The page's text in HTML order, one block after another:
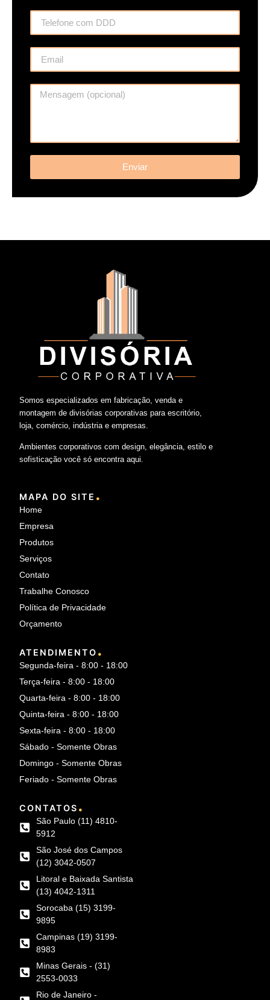
Enviar
Somos especializados em fabricação, venda e
montagem de divisórias corporativas para escritório,
loja, comércio, indústria e empresas.
Ambientes corporativos com design, elegância, estilo e
sofisticação você só encontra aqui.
MAPA DO SITE .
Home
Empresa
Produtos
Serviços
Contato
Trabalhe Conosco
Política de Privacidade
Orçamento
ATENDIMENTO .
Segunda-feira - 8:00 - 18:00
Terça-feira - 8:00 - 18:00
Quarta-feira - 8:00 - 18:00
Quinta-feira - 8:00 - 18:00
Sexta-feira - 8:00 - 18:00
Sábado - Somente Obras
Domingo - Somente Obras
Feriado - Somente Obras
CONTATOS .
São Paulo (11) 4810-
5912
São José dos Campos
(12) 3042-0507
Litoral e Baixada Santista
(13) 4042-1311
Sorocaba (15) 3199-
9895
Campinas (19) 3199-
8983
Minas Gerais - (31)
2553-0033
Rio de Janeiro -